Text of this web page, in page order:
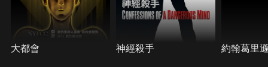
大都會 神經殺手 約翰葛里